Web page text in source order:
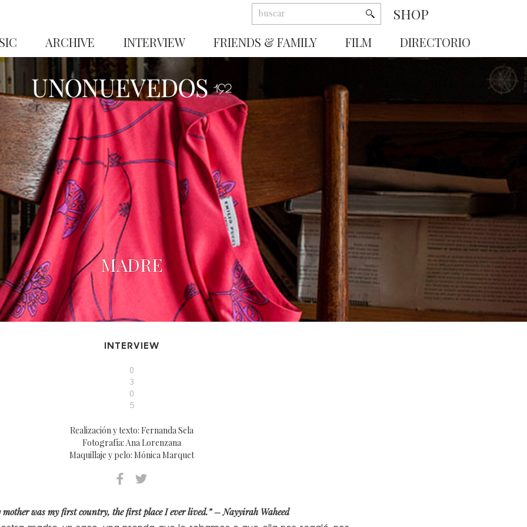
SHOP
ARCHIVE INTERVIEW FRIENDS & FAMILY FILM DIRECTORIO
MADRE
INTERVIEW
0
3
0
5
Realización y texto: Fernanda Sela
Fotografía: Ana Lorenzana
Maquillaje y pelo: Mónica Marquet
mother was my first country, the first place I ever lived.” – Nayyirah Waheed